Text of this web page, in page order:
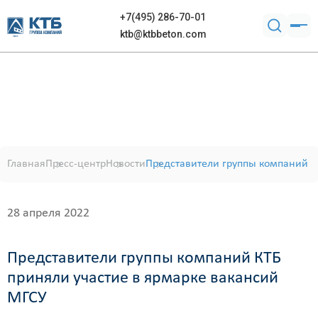
+7(495) 286-70-01
ktb@ktbbeton.com
ГлавнаяПресс-центрНовостиПредставители группы компаний
28 апреля 2022
Представители группы компаний КТБ
приняли участие в ярмарке вакансий
МГСУ